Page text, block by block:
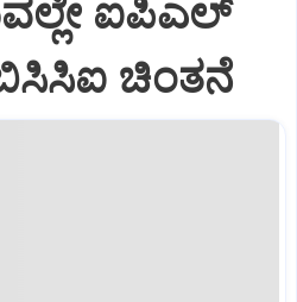
ಐಪಿಎಲ್‌
ಚಿಂತನೆ